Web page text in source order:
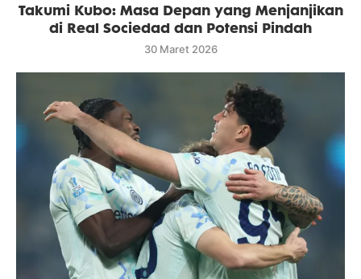
Takumi Kubo: Masa Depan yang Menjanjikan
di Real Sociedad dan Potensi Pindah
30 Maret 2026